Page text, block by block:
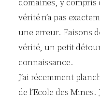
domaines, y
vérité n’a pas
une erreur. Faisons
vérité, un petit
connaissance.
J’ai récemment
de l’Ecole des